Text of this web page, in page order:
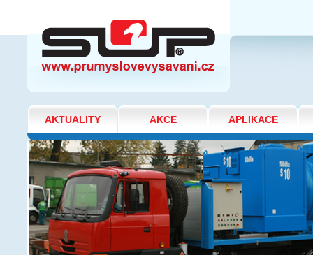
APLIKACE
AKCE
AKTUALITY